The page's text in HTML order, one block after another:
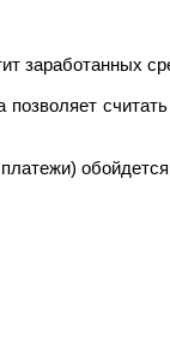
заработанных
позволяет